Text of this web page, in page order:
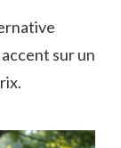
sur un